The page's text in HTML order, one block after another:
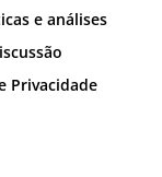
e análises
Privacidade